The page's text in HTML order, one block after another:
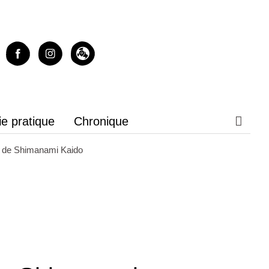
pratique Chronique
Shimanami Kaido